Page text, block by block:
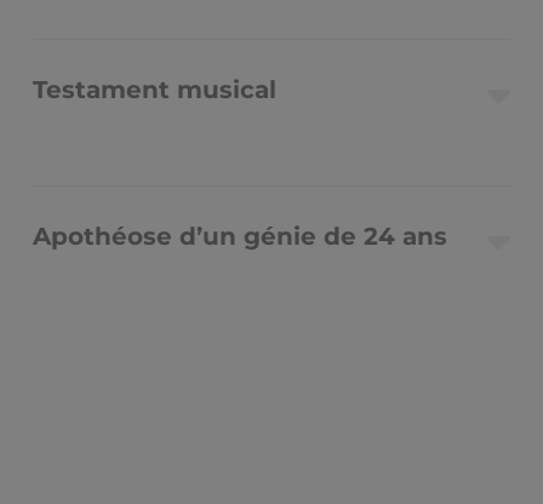
Testament musical
Apothéose d’un génie de 24 ans